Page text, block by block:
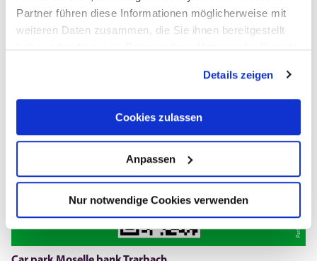
Partner führen diese Informationen möglicherweise mit
weiteren Daten zusammen, die Sie ihnen bereitgestellt
haben oder die sie im Rahmen Ihrer Nutzung der Dienste
Details zeigen
Cookies zulassen
Anpassen
Nur notwendige Cookies verwenden
Parkster